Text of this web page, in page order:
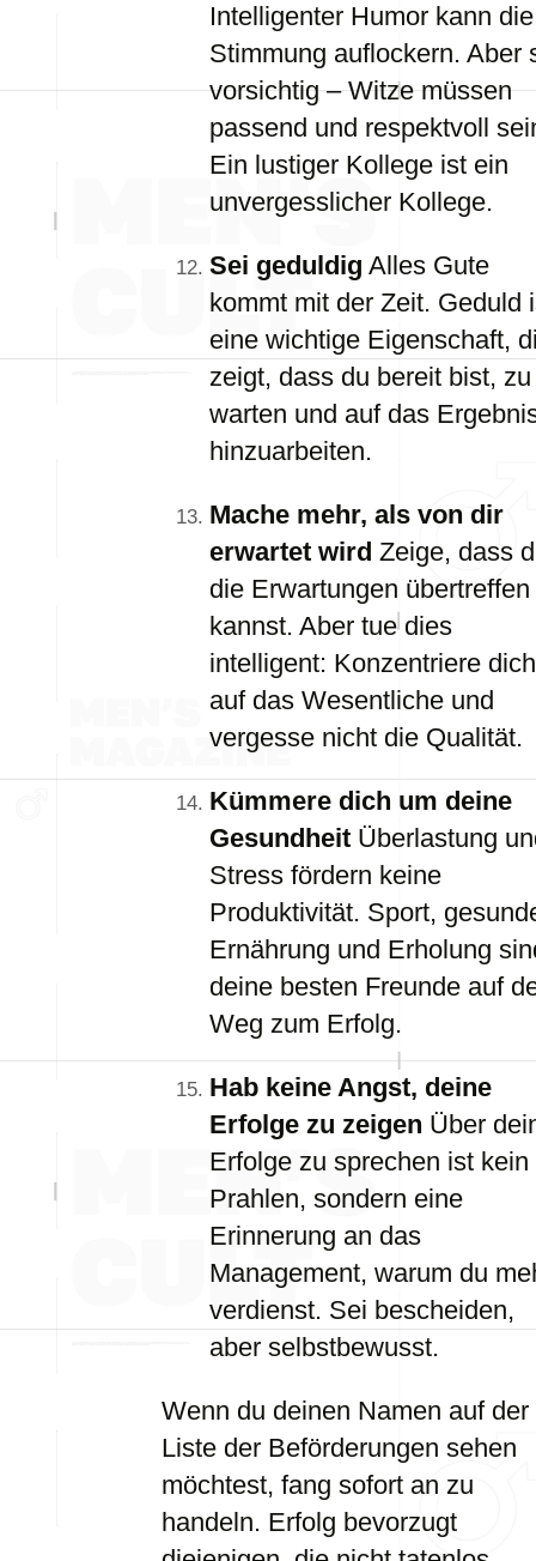
Intelligenter Humor kann die
Stimmung auflockern. Aber
vorsichtig – Witze müssen
passend und respektvoll
Ein lustiger Kollege ist ein
unvergesslicher Kollege.
Sei geduldig Alles Gute
kommt mit der Zeit. Geduld
eine wichtige Eigenschaft,
zeigt, dass du bereit bist, zu
warten und auf das
hinzuarbeiten.
Mache mehr, als von dir
erwartet wird Zeige, dass
die Erwartungen übertreffen
kannst. Aber tue dies
intelligent: Konzentriere dich
auf das Wesentliche und
vergesse nicht die Qualität.
Kümmere dich um deine
Gesundheit Überlastung
Stress fördern keine
Produktivität. Sport,
Ernährung und Erholung
deine besten Freunde auf
Weg zum Erfolg.
Hab keine Angst, deine
Erfolge zu zeigen Über
Erfolge zu sprechen ist kein
Prahlen, sondern eine
Erinnerung an das
Management, warum du
verdienst. Sei bescheiden,
aber selbstbewusst.
Wenn du deinen Namen auf der
Liste der Beförderungen sehen
möchtest, fang sofort an zu
handeln. Erfolg bevorzugt